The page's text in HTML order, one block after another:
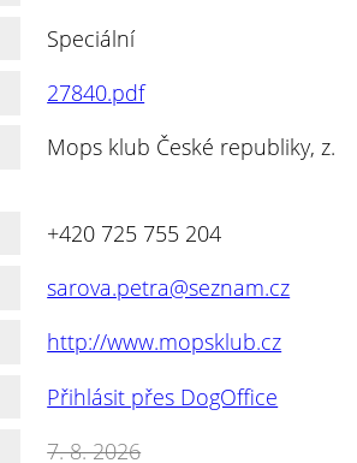
Speciální
27840.pdf
Mops klub České republiky, z.
+420 725 755 204
sarova.petra@seznam.cz
http://www.mopsklub.cz
Přihlásit přes DogOffice
7. 8. 2026